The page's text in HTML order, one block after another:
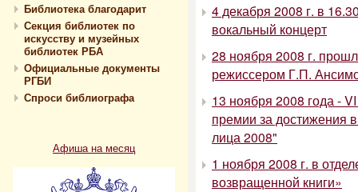
Библиотека благодарит
Секция библиотек по
искусству и музейных
библиотек РБА
Официальные документы
РГБИ
Спроси библиографа
Афиша на месяц
4 декабря 2008 г. в
вокальный концерт
28 ноября 2008 г.
режиссером Г.П.
13 ноября 2008 года -
премии за достижения
лица 2008"
1 ноября 2008 г. в
возвращенной книги»